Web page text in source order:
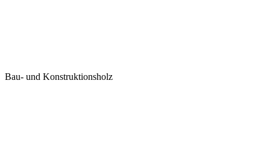
Bau- und Konstruktionsholz